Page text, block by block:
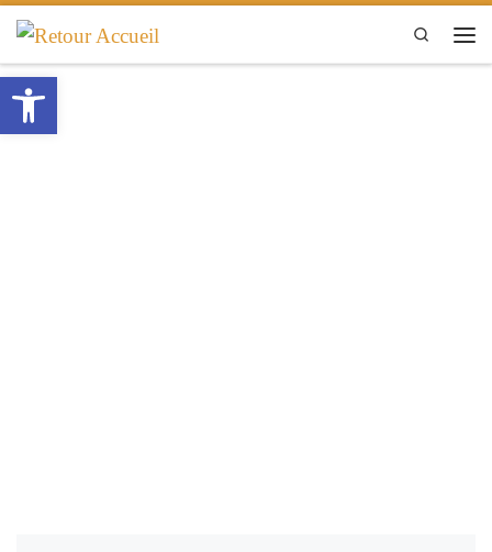
Passer au contenu
Search
Ouvrir la barre d’outils